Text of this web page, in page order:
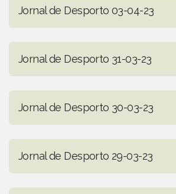
Jornal de Desporto 03-04-23
Jornal de Desporto 31-03-23
Jornal de Desporto 30-03-23
Jornal de Desporto 29-03-23